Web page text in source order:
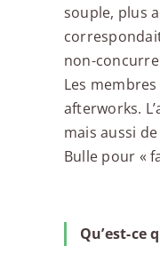
souple, plus
non-
Les
afterworks.
mais aussi
Bulle pour «
Qu’est-ce